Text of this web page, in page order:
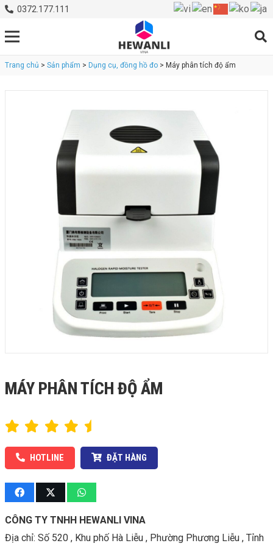
0372.177.111
Trang chủ > Sản phẩm > Dụng cụ, đồng hồ đo > Máy phân tích độ ẩm
MÁY PHÂN TÍCH ĐỘ ẨM
HOTLINE ĐẶT HÀNG
CÔNG TY TNHH HEWANLI VINA
Địa chỉ: Số 520 , Khu phố Hà Liễu , Phường Phương Liễu , Tỉnh